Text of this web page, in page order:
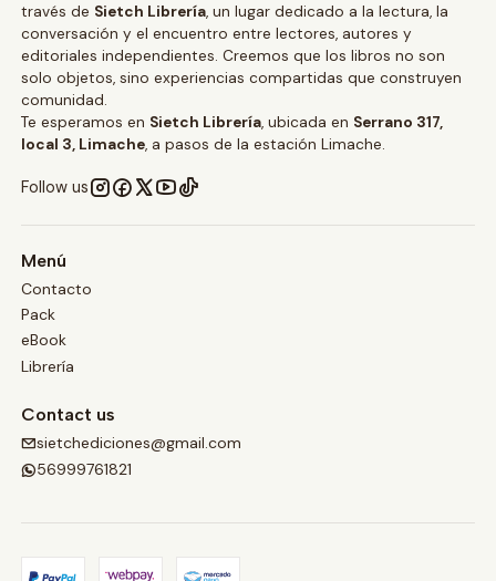
través de Sietch Librería, un lugar dedicado a la lectura, la
conversación y el encuentro entre lectores, autores y
editoriales independientes. Creemos que los libros no son
solo objetos, sino experiencias compartidas que construyen
comunidad.
Te esperamos en Sietch Librería, ubicada en Serrano 317,
local 3, Limache, a pasos de la estación Limache.
Follow us
Menú
Contacto
Pack
eBook
Librería
Contact us
sietchediciones@gmail.com
56999761821